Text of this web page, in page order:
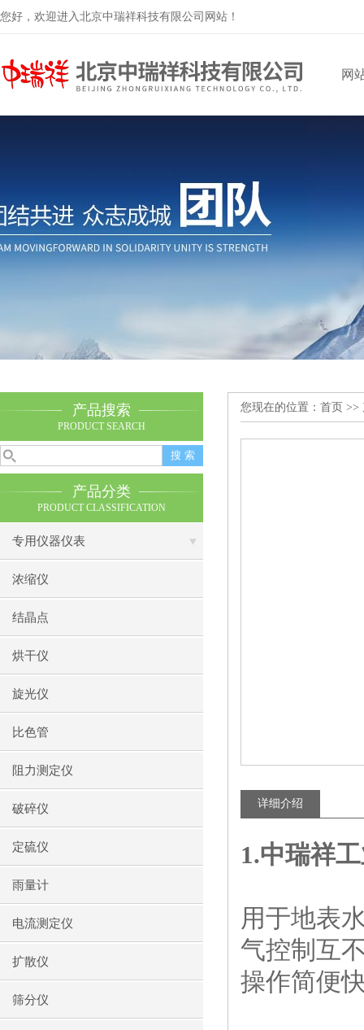
您好，欢迎进入北京中瑞祥科技有限公司网站！
网
产品搜索
PRODUCT SEARCH
产品分类
PRODUCT CLASSIFICATION
专用仪器仪表
浓缩仪
结晶点
烘干仪
旋光仪
比色管
阻力测定仪
破碎仪
定硫仪
雨量计
电流测定仪
扩散仪
筛分仪
您现在的位置： 首页 >>
详细介绍
1.中瑞祥
用于地表
气控制互
操作简便